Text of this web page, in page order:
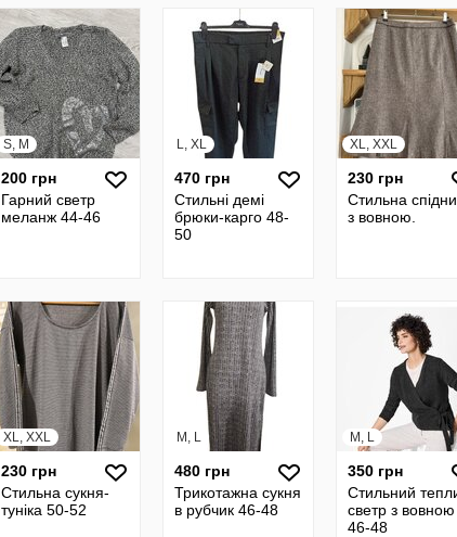
S, M
200 грн
Гарний светр
меланж 44-46
L, XL
470 грн
Стильні демі
брюки-карго 48-
50
XL, XXL
230 грн
Стильна
з вовною.
XL, XXL
230 грн
Стильна сукня-
туніка 50-52
M, L
480 грн
Трикотажна сукня
в рубчик 46-48
M, L
350 грн
Стильний
светр з вовною
46-48